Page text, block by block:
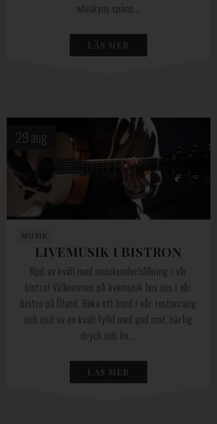
whiskyns spänn...
LÄS MER
29 aug
MUSIK
LIVEMUSIK I BISTRON
Njut av kväll med musikunderhållning i vår
bistro! Välkommen på livemusik hos oss i vår
bistro på Öland. Boka ett bord i vår restaurang
och njut av en kväll fylld med god mat, härlig
dryck och liv...
LÄS MER